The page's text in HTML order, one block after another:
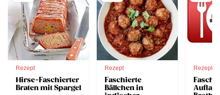
Rezept
Hirse-Faschierter
Braten mit Spargel
Rezept
Faschierte
Bällchen in
Rezept